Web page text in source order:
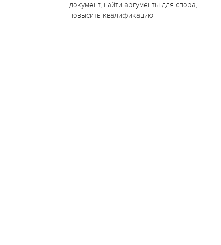
документ, найти аргументы для спора,
повысить квалификацию